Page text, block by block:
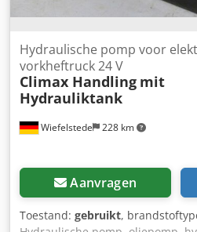
Wiefelstede 228 km
Hydraulische pomp voor
vorkheftruck 24 V
Climax Handling mit
Hydrauliktank
Aanvragen
Toestand: gebruikt,